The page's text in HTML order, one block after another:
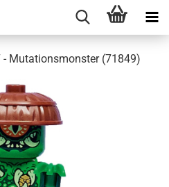
Mutationsmonster (71849)